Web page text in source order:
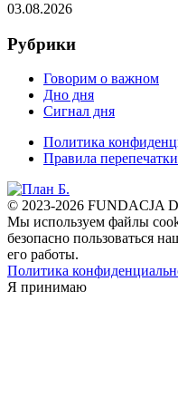
03.08.2026
Рубрики
Говорим о важном
Дно дня
Сигнал дня
Политика
Правила перепечатки
© 2023-2026 FUNDACJA
Мы используем файлы
безопасно пользоваться
его работы.
Политика
Я принимаю